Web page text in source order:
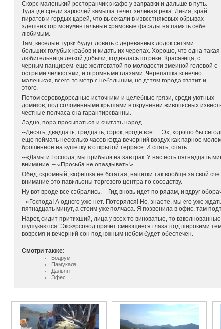
Скоро маленький ресторанчик в кафе у заправки и дальше в путь.
Туда где среди зарослей камыша течет зеленая река. Ликия, край
пиратов и гордых царей, что высекали в известняковых обрывах
здешних гор монументальные храмовые фасады на память себе
любимым.
Там, веселые турки будут ловить с деревянных лодок сетями
больших голубых крабов и кидать их черепах. Хорошо, что одна такая
любительница легкой добычи, поднялась по реке. Красавица, с
черным панцирем, еще желтоватой по молодости змеиной головой с
острыми челюстями, и огромными глазами. Черепашка конечно
маленькая, всего-то метр с небольшим, но детям города хватит и
этого.
Потом сероводородные источники и целебные грязи, среди уютных
домиков, под соломенными крышами в окружении живописных
честные полчаса сна гарантированны.
Ладно, пора просыпаться и считать народ.
--Десять, двадцать, тридцать, сорок, вроде все. …Эх, хорошо бы
еще поймать несколько часов когда вечерний воздух как парное
брошенное на кушетку в открытой террасе. И спать, спать.
--«Дамы и Господа, мы прибыли на завтрак. У нас есть пятнадцать
внимание. – «Просьба не опаздывать!»
Обед, скромный, кафешка не богатая, напитки так вообще за свой
внимание это павильоны торгового центра по соседству.
Ну вот вроде все собрались. – Гид вновь идет по рядам, и вдруг
--«Господа! А одного уже нет. Потерялся! Но, знаете, мы его уже
пятнадцать минут, а стоим уже полчаса. Я позвонила в офис, там
Народ сидит притихший, лица у всех то виноватые, то
шушукаются. Экскурсовод прячет смеющиеся глаза под широкими
вовремя и вечерний сон под южным небом будет обеспечен.
Смотри также:
Бодрум
Памукале
Дальян
Эфес